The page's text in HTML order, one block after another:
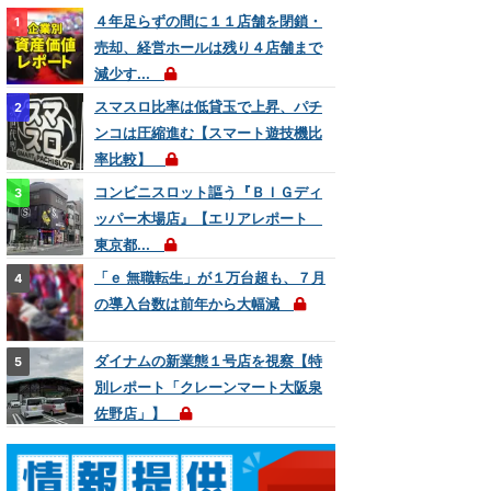
４年足らずの間に１１店舗を閉鎖・
売却、経営ホールは残り４店舗まで
減少す...
スマスロ比率は低貸玉で上昇、パチ
ンコは圧縮進む【スマート遊技機比
率比較】
コンビニスロット謳う『ＢＩＧディ
ッパー木場店』【エリアレポート
東京都...
「ｅ 無職転生」が１万台超も、７月
の導入台数は前年から大幅減
ダイナムの新業態１号店を視察【特
別レポート「クレーンマート大阪泉
佐野店」】